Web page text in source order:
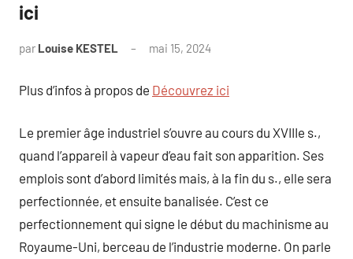
ici
par Louise KESTEL mai 15, 2024
Plus d’infos à propos de Découvrez ici
Le premier âge industriel s’ouvre au cours du XVIIIe s.,
quand l’appareil à vapeur d’eau fait son apparition. Ses
emplois sont d’abord limités mais, à la fin du s., elle sera
perfectionnée, et ensuite banalisée. C’est ce
perfectionnement qui signe le début du machinisme au
Royaume-Uni, berceau de l’industrie moderne. On parle